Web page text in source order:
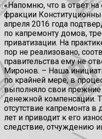
«Напомню, что в ответ
фракции
апреля 2016 года
по капремонту домов,
приватизации. На
пор не реализовано,
правительства ему не
Миронов. – Наша
по крайней мере, в
выполняло свои прежние
денежной компенсации.
отсутствие капремонта
лет и приводит к его
следствие, отчуждению